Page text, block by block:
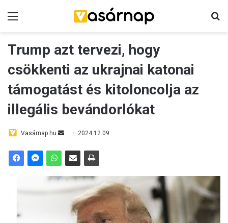
Menü
Trump azt tervezi, hogy
csökkenti az ukrajnai katonai
támogatást és kitoloncolja az
illegális bevándorlókat
Vasárnap.hu
Send
email
2024.12.09.